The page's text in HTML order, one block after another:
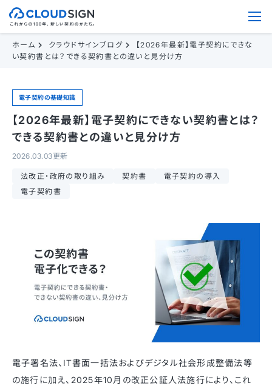
ホーム クラウドサインブログ
【2026年最新】電子契約にできな
い契約書とは？できる契約書との違いと見分け方
電子契約の基礎知識
【2026年最新】電子契約にできない契約書とは？
できる契約書との違いと見分け方
2026.03.03更新
法改正・政府の取り組み 契約書
電子契約の導入
電子契約書
電子署名法、IT書面一括法およびデジタル社会形成整備法等
の施行に加え、2025年10月の改正公証人法施行により、これ